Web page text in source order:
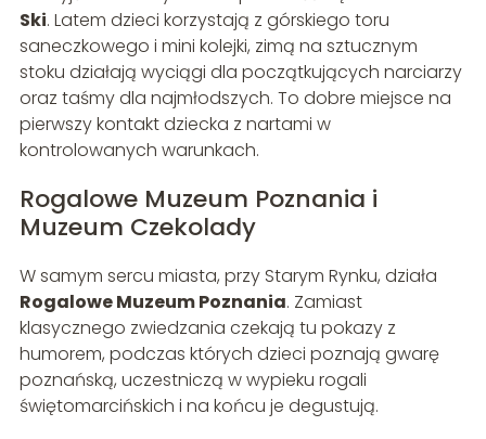
Ski. Latem dzieci korzystają z górskiego toru
saneczkowego i mini kolejki, zimą na sztucznym
stoku działają wyciągi dla początkujących narciarzy
oraz taśmy dla najmłodszych. To dobre miejsce na
pierwszy kontakt dziecka z nartami w
kontrolowanych warunkach.
Rogalowe Muzeum Poznania i
Muzeum Czekolady
W samym sercu miasta, przy Starym Rynku, działa
Rogalowe Muzeum Poznania. Zamiast
klasycznego zwiedzania czekają tu pokazy z
humorem, podczas których dzieci poznają gwarę
poznańską, uczestniczą w wypieku rogali
świętomarcińskich i na końcu je degustują.